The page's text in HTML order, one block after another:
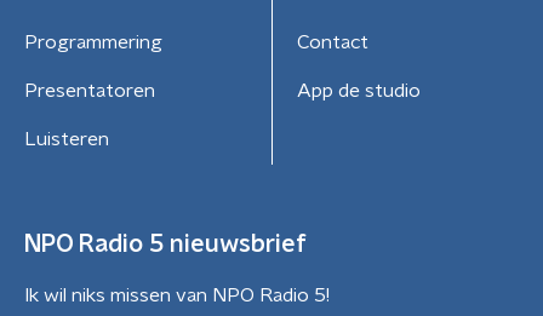
Programmering
Presentatoren
Luisteren
Contact
App de studio
NPO Radio 5 nieuwsbrief
Ik wil niks missen van NPO Radio 5!